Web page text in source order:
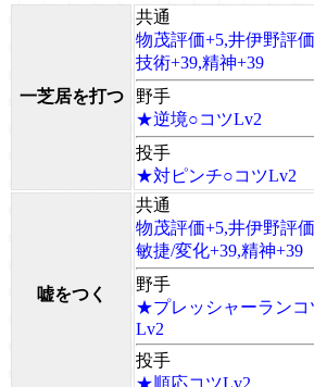
一芝居を打つ
共通
物茂評価+5,井伊野評
技術+39,精神+39
野手
★逆境○コツLv2
投手
★対ピンチ○コツLv2
嘘をつく
共通
物茂評価+5,井伊野評
敏捷/変化+39,精神+39
野手
★プレッシャーランコ
Lv2
投手
★順応コツLv2